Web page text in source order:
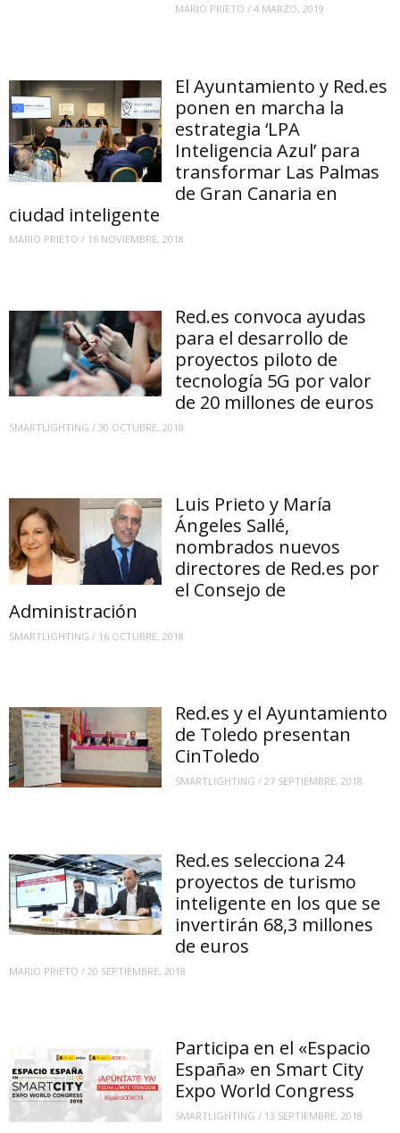
MARIO PRIETO /4 MARZO, 2019
El Ayuntamiento y Red.es
ponen en marcha la
estrategia ‘LPA
Inteligencia Azul’ para
transformar Las Palmas
de Gran Canaria en
ciudad inteligente
MARIO PRIETO / 16 NOVIEMBRE, 2018
Red.es convoca ayudas
para el desarrollo de
proyectos piloto de
tecnología 5G por valor
de 20 millones de euros
SMARTLIGHTING / 30 OCTUBRE, 2018
Luis Prieto y María
Ángeles Sallé,
nombrados nuevos
directores de Red.es por
el Consejo de
Administración
SMARTLIGHTING / 16 OCTUBRE, 2018
Red.es y el Ayuntamiento
de Toledo presentan
CinToledo
SMARTLIGHTING / 27 SEPTIEMBRE, 2018
Red.es selecciona 24
proyectos de turismo
inteligente en los que se
invertirán 68,3 millones
de euros
MARIO PRIETO / 20 SEPTIEMBRE, 2018
Participa en el «Espacio
España» en Smart City
Expo World Congress
SMARTLIGHTING / 13 SEPTIEMBRE, 2018